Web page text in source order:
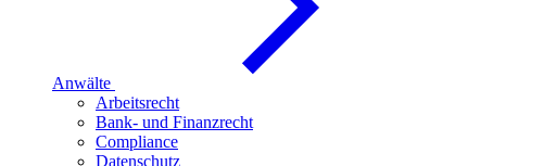
Anwälte
Arbeitsrecht
Bank- und Finanzrecht
Compliance
Datenschutz